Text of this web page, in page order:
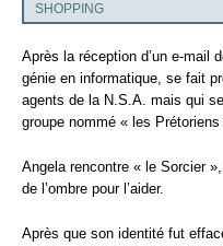
SHOPPING
Après la réception d’un e-mail
génie en informatique, se fait
agents de la N.S.A. mais qui
groupe nommé « les Prétoriens
Angela rencontre « le Sorcier
de l’ombre pour l’aider.
Après que son identité fut